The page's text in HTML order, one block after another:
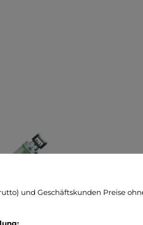
und Geschäftskunden Preise